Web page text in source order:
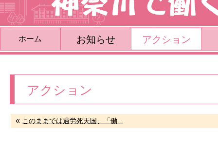
ホーム お知らせ アクション
アクション
« このままでは過労死天国、「働...